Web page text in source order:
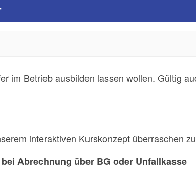
im Betrieb ausbilden lassen wollen. Gültig
interaktiven Kurskonzept überraschen
Abrechnung über BG oder Unfallkasse